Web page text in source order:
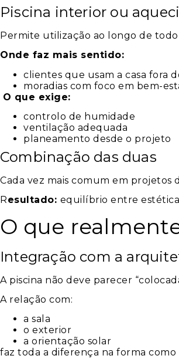
Piscina interior ou
Permite utilização ao longo de
Onde faz mais sentido:
clientes que usam a casa fora
moradias com foco em bem-
O que exige:
controlo de humidade
ventilação adequada
planeamento desde o projeto
Combinação das duas
Cada vez mais comum em
Resultado: equilíbrio entre
O que
Integração com a
A piscina não deve parecer
A relação com:
a sala
o exterior
a orientação solar
faz toda a diferença na forma como